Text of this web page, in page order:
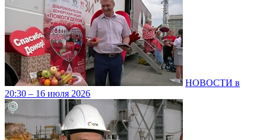
НОВОСТИ в
20:30 – 16 июля 2026